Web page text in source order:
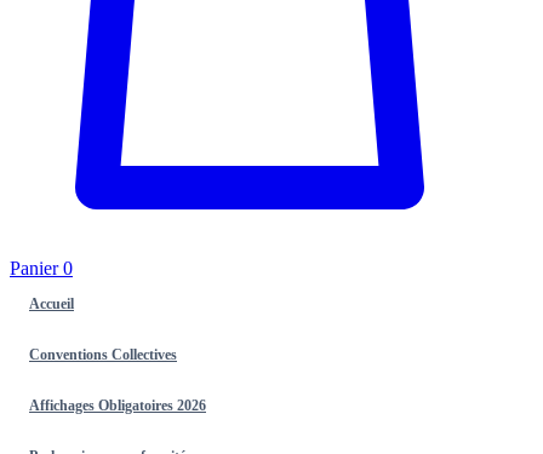
Panier0
Accueil
Conventions Collectives
Affichages Obligatoires 2026